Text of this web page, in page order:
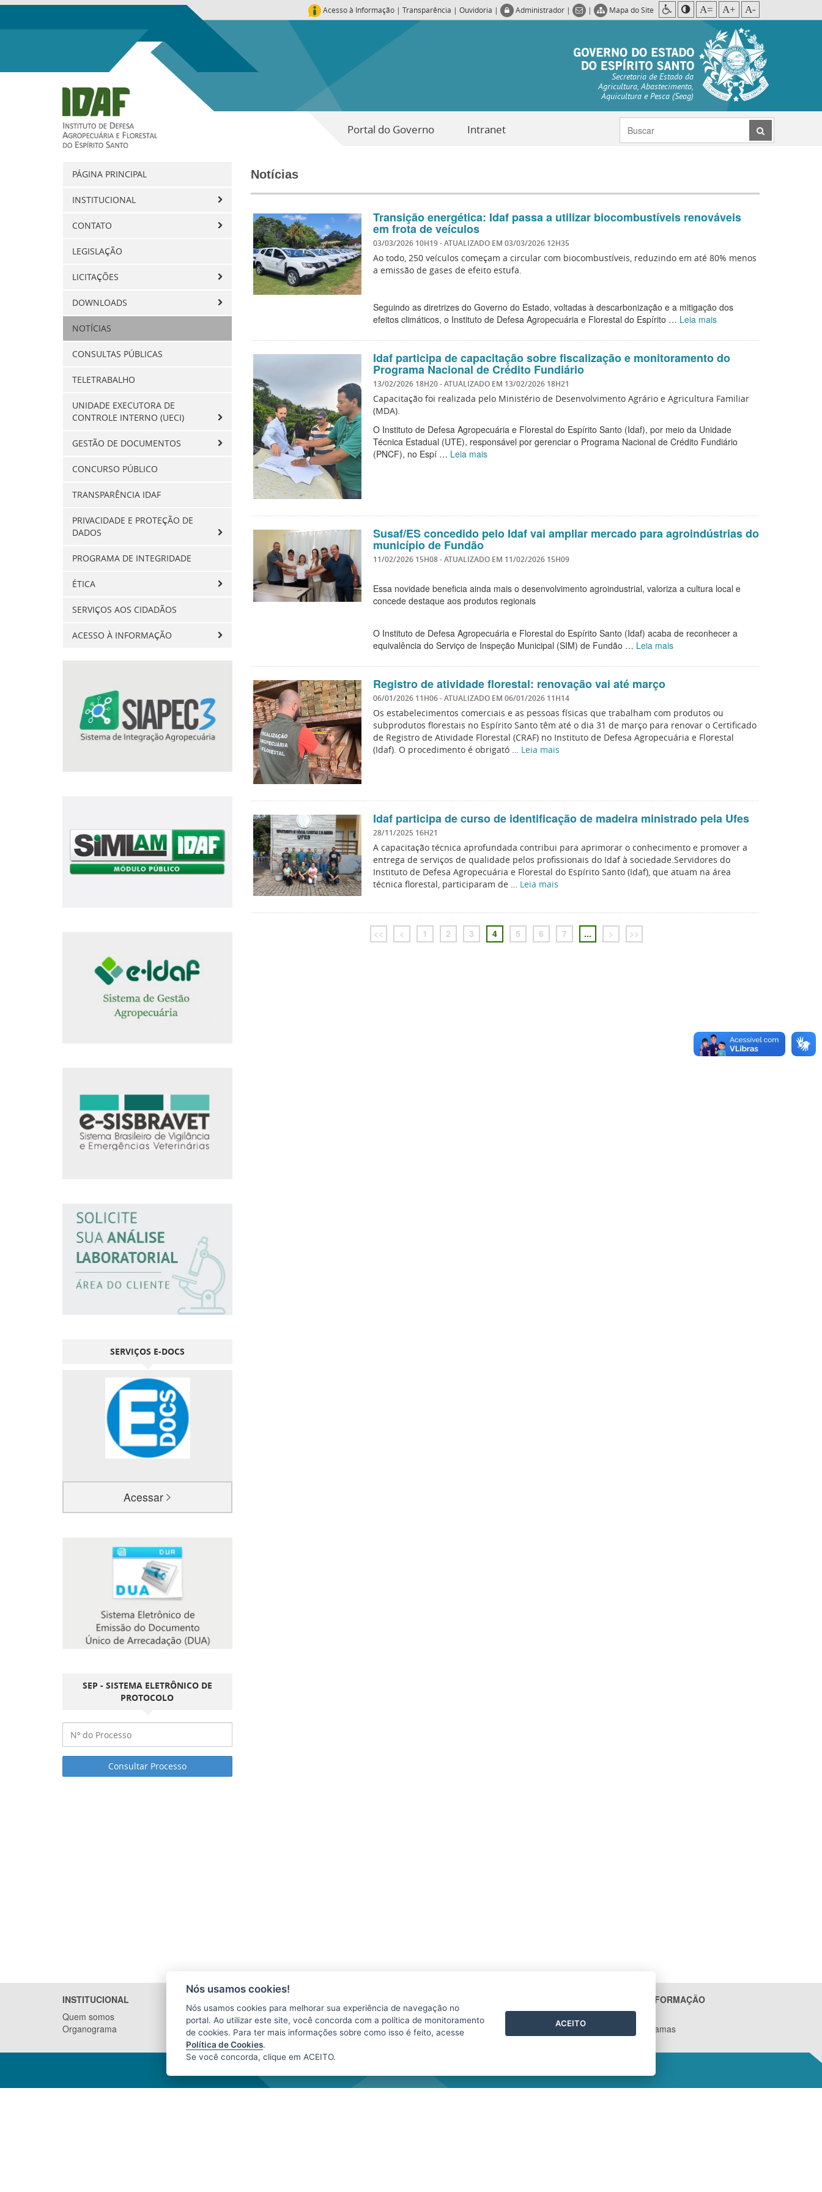
Acesso à Informação | Transparência | Ouvidoria | Administrador | | Mapa do Site A= A+ A-
Secretaria de Estado da
Agricultura, Abastecimento,
Aquicultura e Pesca (Seag)
Portal do Governo Intranet
PÁGINA PRINCIPAL
INSTITUCIONAL
CONTATO
LEGISLAÇÃO
LICITAÇÕES
DOWNLOADS
NOTÍCIAS
CONSULTAS PÚBLICAS
TELETRABALHO
UNIDADE EXECUTORA DE
CONTROLE INTERNO (UECI)
GESTÃO DE DOCUMENTOS
CONCURSO PÚBLICO
TRANSPARÊNCIA IDAF
PRIVACIDADE E PROTEÇÃO DE
DADOS
PROGRAMA DE INTEGRIDADE
ÉTICA
SERVIÇOS AOS CIDADÃOS
ACESSO À INFORMAÇÃO
SERVIÇOS E-DOCS
Acessar
SEP - SISTEMA ELETRÔNICO DE
PROTOCOLO
Consultar Processo
Notícias
Transição energética: Idaf passa a utilizar biocombustíveis renováveis
em frota de veículos
03/03/2026 10H19- ATUALIZADO EM03/03/2026 12H35
Ao todo, 250 veículos começam a circular com biocombustíveis, reduzindo em até 80% menos
a emissão de gases de efeito estufa.
Seguindo as diretrizes do Governo do Estado, voltadas à descarbonização e a mitigação dos
efeitos climáticos, o Instituto de Defesa Agropecuária e Florestal do Espírito … Leia mais
Idaf participa de capacitação sobre fiscalização e monitoramento do
Programa Nacional de Crédito Fundiário
13/02/2026 18H20- ATUALIZADO EM 13/02/2026 18H21
Capacitação foi realizada pelo Ministério de Desenvolvimento Agrário e Agricultura Familiar
(MDA).
O Instituto de Defesa Agropecuária e Florestal do Espírito Santo (Idaf), por meio da Unidade
Técnica Estadual (UTE), responsável por gerenciar o Programa Nacional de Crédito Fundiário
(PNCF), no Espí … Leia mais
Susaf/ES concedido pelo Idaf vai ampliar mercado para agroindústrias do
município de Fundão
11/02/2026 15H08- ATUALIZADO EM 11/02/2026 15H09
Essa novidade beneficia ainda mais o desenvolvimento agroindustrial, valoriza a cultura local e
concede destaque aos produtos regionais
O Instituto de Defesa Agropecuária e Florestal do Espírito Santo (Idaf) acaba de reconhecer a
equivalência do Serviço de Inspeção Municipal (SIM) de Fundão … Leia mais
Registro de atividade florestal: renovação vai até março
06/01/2026 11H06- ATUALIZADO EM06/01/2026 11H14
Os estabelecimentos comerciais e as pessoas físicas que trabalham com produtos ou
subprodutos florestais no Espírito Santo têm até o dia 31 de março para renovar o Certificado
de Registro de Atividade Florestal (CRAF) no Instituto de Defesa Agropecuária e Florestal
(Idaf). O procedimento é obrigató … Leia mais
Idaf participa de curso de identificação de madeira ministrado pela Ufes
28/11/2025 16H21
A capacitação técnica aprofundada contribui para aprimorar o conhecimento e promover a
entrega de serviços de qualidade pelos profissionais do Idaf à sociedade.Servidores do
Instituto de Defesa Agropecuária e Florestal do Espírito Santo (Idaf), que atuam na área
técnica florestal, participaram de … Leia mais
<< < 1 2 3 4 5 6 7 ... > >>
INSTITUCIONAL
Quem somos
Organograma
VÍDEOS
ACESSO À INFORMAÇÃO
Contratos
Ações e Programas
Nós usamos cookies!
Nós usamos cookies para melhorar sua experiência de navegação no
portal. Ao utilizar este site, você concorda com a política de monitoramento
de cookies. Para ter mais informações sobre como isso é feito, acesse
Política de Cookies.
Se você concorda, clique em ACEITO.
ACEITO